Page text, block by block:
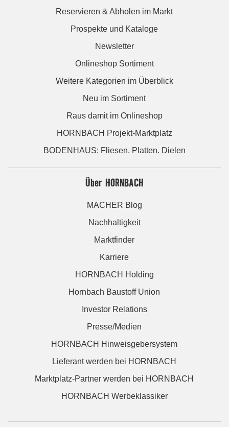
Reservieren & Abholen im Markt
Prospekte und Kataloge
Newsletter
Onlineshop Sortiment
Weitere Kategorien im Überblick
Neu im Sortiment
Raus damit im Onlineshop
HORNBACH Projekt-Marktplatz
BODENHAUS: Fliesen. Platten. Dielen
Über HORNBACH
MACHER Blog
Nachhaltigkeit
Marktfinder
Karriere
HORNBACH Holding
Hornbach Baustoff Union
Investor Relations
Presse/Medien
HORNBACH Hinweisgebersystem
Lieferant werden bei HORNBACH
Marktplatz-Partner werden bei HORNBACH
HORNBACH Werbeklassiker